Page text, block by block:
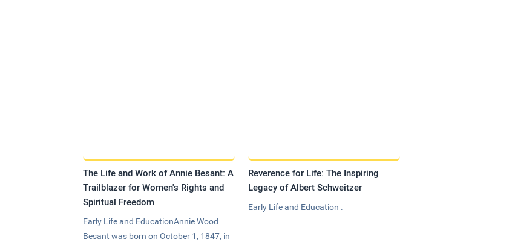
The Life and Work of Annie Besant: A
Trailblazer for Women's Rights and
Spiritual Freedom
Early Life and EducationAnnie Wood
Besant was born on October 1, 1847, in
Reverence for Life: The Inspiring
Legacy of Albert Schweitzer
Early Life and Education .